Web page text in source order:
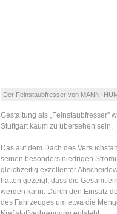
Der Feinstaubfresser von
Gestaltung als „Feinstaubfresser"
Stuttgart kaum zu übersehen sein.
Das auf dem Dach des
seinen besonders niedrigen
gleichzeitig exzellenter
hätten gezeigt, dass die
werden kann. Durch den Einsatz
des Fahrzeuges um etwa die